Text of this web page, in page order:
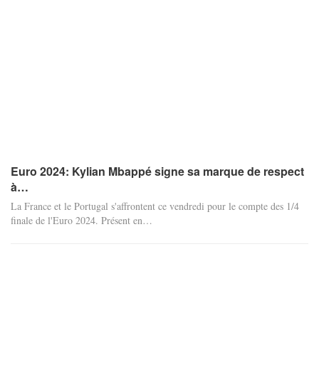
Euro 2024: Kylian Mbappé signe sa marque de respect
à…
La France et le Portugal s'affrontent ce vendredi pour le compte des 1/4
finale de l'Euro 2024. Présent en…